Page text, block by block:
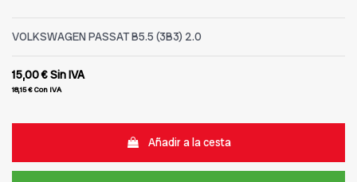
VOLKSWAGEN PASSAT B5.5 (3B3) 2.0
15,00 €Sin IVA
18,15 €Con IVA
Añadir a la cesta